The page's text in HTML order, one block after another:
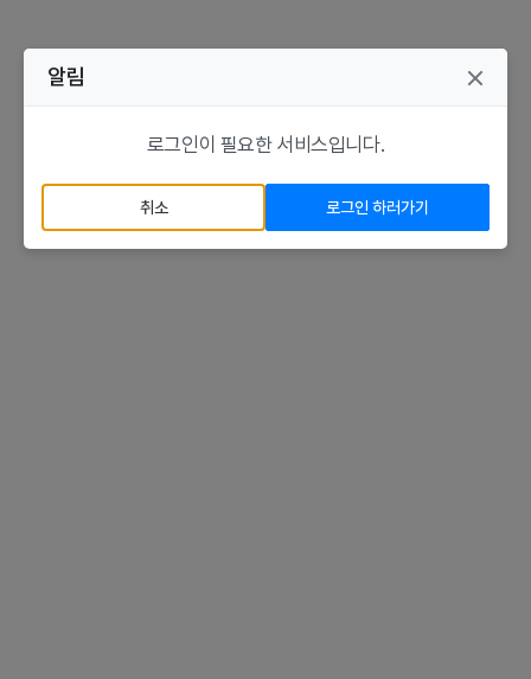
알림
로그인이 필요한 서비스입니다.
취소 로그인 하러가기